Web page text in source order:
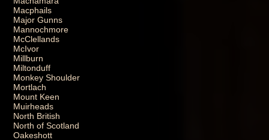
Macphails
Major Gunns
Mannochmore
McClellands
McIvor
Millburn
Miltonduff
Monkey Shoulder
Mortlach
Mount Keen
Muirheads
North British
North of Scotland
Oakeshott